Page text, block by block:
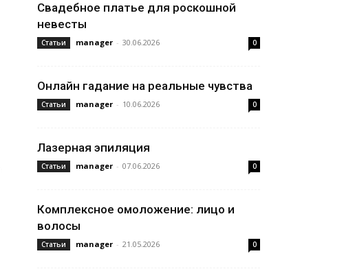
Свадебное платье для роскошной
невесты
Статьи manager - 30.06.2026 0
Онлайн гадание на реальные чувства
Статьи manager - 10.06.2026 0
Лазерная эпиляция
Статьи manager - 07.06.2026 0
Комплексное омоложение: лицо и
волосы
Статьи manager - 21.05.2026 0